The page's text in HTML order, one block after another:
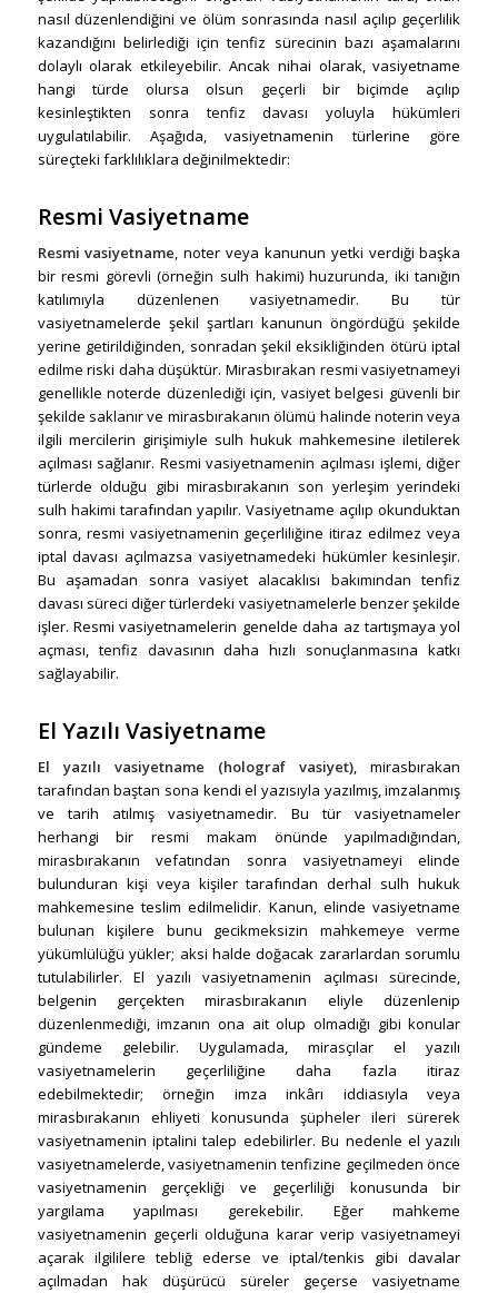
nasıl düzenlendiğini ve ölüm sonrasında nasıl açılıp geçerlilik
kazandığını belirlediği için tenfiz sürecinin bazı aşamalarını
dolaylı olarak etkileyebilir. Ancak nihai olarak, vasiyetname
hangi türde olursa olsun geçerli bir biçimde açılıp
kesinleştikten sonra tenfiz davası yoluyla hükümleri
uygulatılabilir. Aşağıda, vasiyetnamenin türlerine göre
süreçteki farklılıklara değinilmektedir:
Resmi Vasiyetname
Resmi vasiyetname, noter veya kanunun yetki verdiği başka
bir resmi görevli (örneğin sulh hakimi) huzurunda, iki tanığın
katılımıyla düzenlenen vasiyetnamedir. Bu tür
vasiyetnamelerde şekil şartları kanunun öngördüğü şekilde
yerine getirildiğinden, sonradan şekil eksikliğinden ötürü iptal
edilme riski daha düşüktür. Mirasbırakan resmi vasiyetnameyi
genellikle noterde düzenlediği için, vasiyet belgesi güvenli bir
şekilde saklanır ve mirasbırakanın ölümü halinde noterin veya
ilgili mercilerin girişimiyle sulh hukuk mahkemesine iletilerek
açılması sağlanır. Resmi vasiyetnamenin açılması işlemi, diğer
türlerde olduğu gibi mirasbırakanın son yerleşim yerindeki
sulh hakimi tarafından yapılır. Vasiyetname açılıp okunduktan
sonra, resmi vasiyetnamenin geçerliliğine itiraz edilmez veya
iptal davası açılmazsa vasiyetnamedeki hükümler kesinleşir.
Bu aşamadan sonra vasiyet alacaklısı bakımından tenfiz
davası süreci diğer türlerdeki vasiyetnamelerle benzer şekilde
işler. Resmi vasiyetnamelerin genelde daha az tartışmaya yol
açması, tenfiz davasının daha hızlı sonuçlanmasına katkı
sağlayabilir.
El Yazılı Vasiyetname
El yazılı vasiyetname (holograf vasiyet), mirasbırakan
tarafından baştan sona kendi el yazısıyla yazılmış, imzalanmış
ve tarih atılmış vasiyetnamedir. Bu tür vasiyetnameler
herhangi bir resmi makam önünde yapılmadığından,
mirasbırakanın vefatından sonra vasiyetnameyi elinde
bulunduran kişi veya kişiler tarafından derhal sulh hukuk
mahkemesine teslim edilmelidir. Kanun, elinde vasiyetname
bulunan kişilere bunu gecikmeksizin mahkemeye verme
yükümlülüğü yükler; aksi halde doğacak zararlardan sorumlu
tutulabilirler. El yazılı vasiyetnamenin açılması sürecinde,
belgenin gerçekten mirasbırakanın eliyle düzenlenip
düzenlenmediği, imzanın ona ait olup olmadığı gibi konular
gündeme gelebilir. Uygulamada, mirasçılar el yazılı
vasiyetnamelerin geçerliliğine daha fazla itiraz
edebilmektedir; örneğin imza inkârı iddiasıyla veya
mirasbırakanın ehliyeti konusunda şüpheler ileri sürerek
vasiyetnamenin iptalini talep edebilirler. Bu nedenle el yazılı
vasiyetnamelerde, vasiyetnamenin tenfizine geçilmeden önce
vasiyetnamenin gerçekliği ve geçerliliği konusunda bir
yargılama yapılması gerekebilir. Eğer mahkeme
vasiyetnamenin geçerli olduğuna karar verip vasiyetnameyi
açarak ilgililere tebliğ ederse ve iptal/tenkis gibi davalar
açılmadan hak düşürücü süreler geçerse vasiyetname